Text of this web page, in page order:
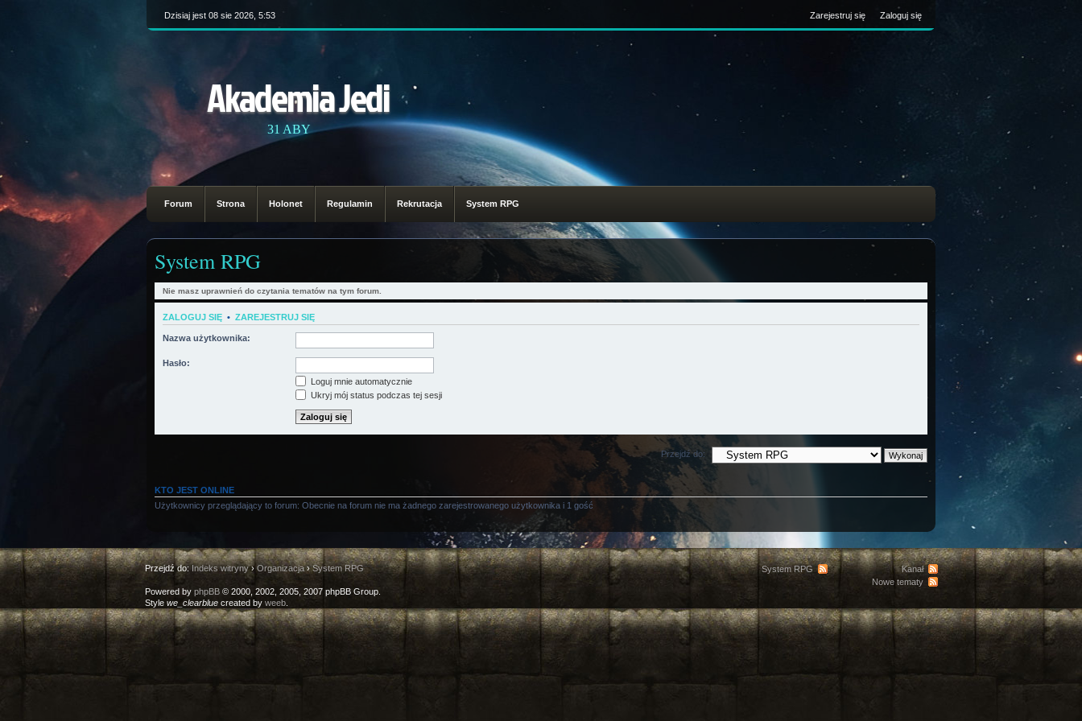
Dzisiaj jest 08 sie 2026, 5:53 Zarejestruj się Zaloguj się
Akademia Jedi
31 ABY
Forum Strona Holonet Regulamin Rekrutacja System RPG
System RPG
Nie masz uprawnień do czytania tematów na tym forum.
ZALOGUJ SIĘ • ZAREJESTRUJ SIĘ
Nazwa użytkownika:
Hasło:
Loguj mnie automatycznie
Ukryj mój status podczas tej sesji
Przejdź do:
KTO JEST ONLINE
Użytkownicy przeglądający to forum: Obecnie na forum nie ma żadnego zarejestrowanego użytkownika i 1 gość
Przejdź do:Indeks witryny› Organizacja›System RPG
Powered by phpBB© 2000, 2002, 2005, 2007 phpBB Group.
Style we_clearbluecreated by weeb.
Kanał
Nowe tematy
System RPG